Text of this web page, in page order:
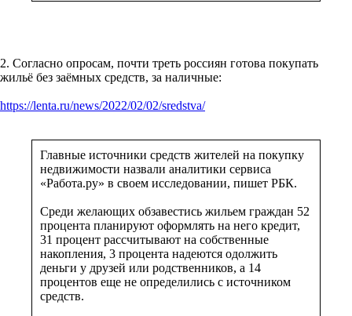
2. Согласно опросам, почти треть россиян готова покупать
жильё без заёмных средств, за наличные:
https://lenta.ru/news/2022/02/02/sredstva/
Главные источники средств жителей на покупку
недвижимости назвали аналитики сервиса
«Работа.ру» в своем исследовании, пишет РБК.
Среди желающих обзавестись жильем граждан 52
процента планируют оформлять на него кредит,
31 процент рассчитывают на собственные
накопления, 3 процента надеются одолжить
деньги у друзей или родственников, а 14
процентов еще не определились с источником
средств.